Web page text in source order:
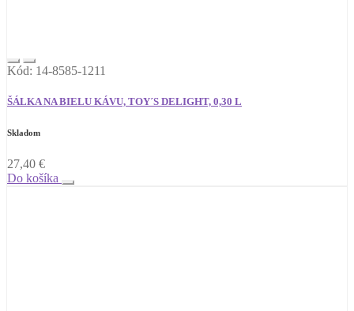
Kód: 14-8585-1211
ŠÁLKA NA BIELU KÁVU, TOY´S DELIGHT, 0,30 L
Skladom
27,40 €
Do košíka